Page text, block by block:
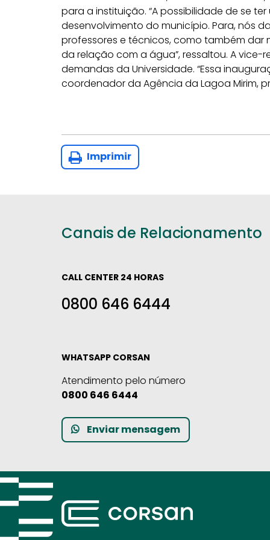
para a instituição. “A possibilidade de se
desenvolvimento do município. Para, nós
professores e técnicos, como também
da relação com a água”, ressaltou. A
demandas da Universidade. “Essa
coordenador da Agência da Lagoa Mirim,
Imprimir
Canais de Relacionamento
CALL CENTER 24 HORAS
0800 646 6444
WHATSAPP CORSAN
Atendimento pelo número
0800 646 6444
Enviar mensagem